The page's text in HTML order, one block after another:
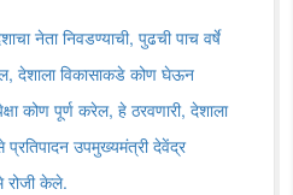
नेता निवडण्याची, पुढची पाच वर्षे
देशाला विकासाकडे कोण घेऊन
कोण पूर्ण करेल, हे ठरवणारी, देशाला
उपमुख्यमंत्री देवेंद्र
रोजी केले.